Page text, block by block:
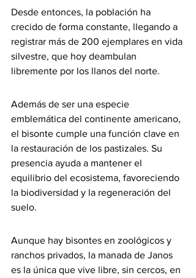
Desde entonces, la población ha
crecido de forma constante, llegando a
registrar más de 200 ejemplares en vida
silvestre, que hoy deambulan
libremente por los llanos del norte.
Además de ser una especie
emblemática del continente americano,
el bisonte cumple una función clave en
la restauración de los pastizales. Su
presencia ayuda a mantener el
equilibrio del ecosistema, favoreciendo
la biodiversidad y la regeneración del
suelo.
Aunque hay bisontes en zoológicos y
ranchos privados, la manada de Janos
es la única que vive libre, sin cercos, en